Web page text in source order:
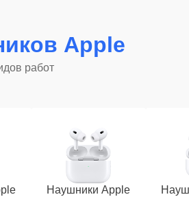
Apple
работ
Наушники Apple